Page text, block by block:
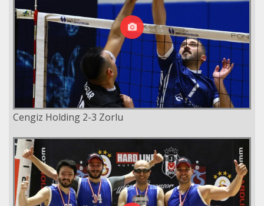
Cengiz Holding 2-3 Zorlu